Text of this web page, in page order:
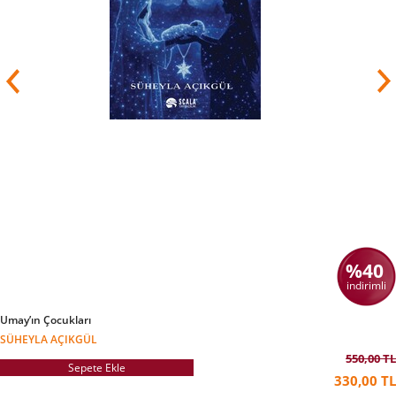
%40
indirimli
Umay’ın Çocukları
SÜHEYLA AÇIKGÜL
Sepete Ekle
550,00 TL
330,00 TL